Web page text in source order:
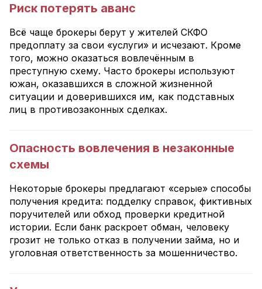
Риск потерять аванс
Всё чаще брокеры берут у жителей СКФО
предоплату за свои «услуги» и исчезают. Кроме
того, можно оказаться вовлечённым в
преступную схему. Часто брокеры используют
южан, оказавшихся в сложной жизненной
ситуации и доверившихся им, как подставных
лиц в противозаконных сделках.
Опасность вовлечения в незаконные
схемы
Некоторые брокеры предлагают «серые» способы
получения кредита: подделку справок, фиктивных
поручителей или обход проверки кредитной
истории. Если банк раскроет обман, человеку
грозит не только отказ в получении займа, но и
уголовная ответственность за мошенничество.